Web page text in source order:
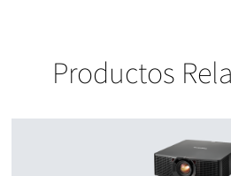
Productos